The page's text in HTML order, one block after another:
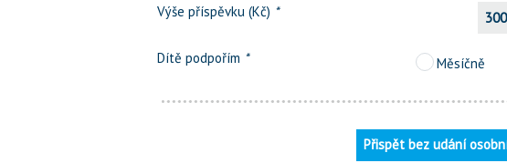
Výše příspěvku (Kč) *
Dítě podpořím * Měsíčně
Přispět bez udání